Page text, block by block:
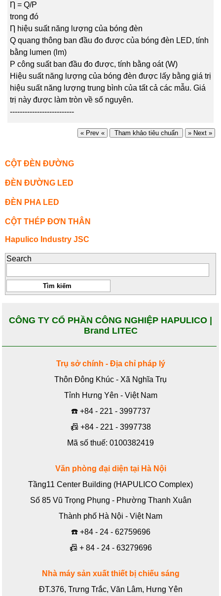
Ƞ = Q/P
trong đó
Ƞ hiệu suất năng lượng của bóng đèn
Q quang thông ban đầu đo được của bóng đèn LED, tính
bằng lumen (lm)
P công suất ban đầu đo được, tính bằng oát (W)
Hiệu suất năng lượng của bóng đèn được lấy bằng giá trị
hiệu suất năng lượng trung bình của tất cả các mẫu. Giá
trị này được làm tròn về số nguyên.
--------------------------
« Prev « Tham khảo tiêu chuẩn » Next »
CỘT ĐÈN ĐƯỜNG
ĐÈN ĐƯỜNG LED
ĐÈN PHA LED
CỘT THÉP ĐƠN THÂN
Hapulico Industry JSC
Search
CÔNG TY CỔ PHẦN CÔNG NGHIỆP HAPULICO |
Brand LITEC
Trụ sở chính - Địa chỉ pháp lý
Thôn Đông Khúc - Xã Nghĩa Trụ
Tỉnh Hưng Yên - Việt Nam
☎️ +84 - 221 - 3997737
📠 +84 - 221 - 3997738
Mã số thuế: 0100382419
Văn phòng đại diện tại Hà Nội
Tầng11 Center Building (HAPULICO Complex)
Số 85 Vũ Trọng Phụng - Phường Thanh Xuân
Thành phố Hà Nội - Việt Nam
☎️ +84 - 24 - 62759696
📠 + 84 - 24 - 63279696
Nhà máy sản xuất thiết bị chiếu sáng
ĐT.376, Trưng Trắc, Văn Lâm, Hưng Yên